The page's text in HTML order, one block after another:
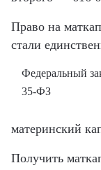
Право на
стали
Федеральный
35-ФЗ
материнский
Получить